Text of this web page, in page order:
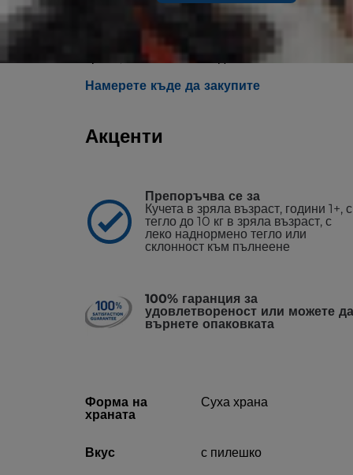
Hill's Science Plan Perfect Weight за
храна, която клинично доказано помага за
Намерете къде да закупите
Акценти
Препоръчва се за
Кучета в зряла възраст, години 1+, с
тегло до 10 кг в зряла възраст, с
леко наднормено тегло или
склонност към пълнеене
100% гаранция за
удовлетвореност или можете да
върнете опаковката
Форма на
храната
Суха храна
Вкус с пилешко